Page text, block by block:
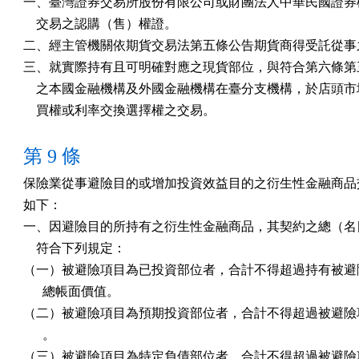
    交易之認購（售）權證。
二、經主管機關依期貨交易法第五條公告期貨商得受託從
三、就實際持有且可明確對應之現貨部位，與符合第六條
之本國金融機構及外國金融機構在臺分支機構，於店頭
    買權或利率交換選擇權之交易。
第 9 條
保險業從事避險目的或增加投資效益目的之衍生性金融商
如下：
一、因避險目的所持有之衍生性金融商品，其契約之總（
    符合下列規定：
（一）被避險項目為已投資部位者，合計不得超過持有被
      總帳面價值。
（二）被避險項目為預期投資部位者，合計不得超過被避
      。
（三）被避險項目為特定負債部位者，合計不得超過被避